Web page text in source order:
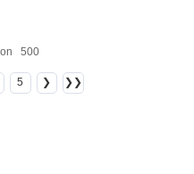
500
5 ❯ ❯❯